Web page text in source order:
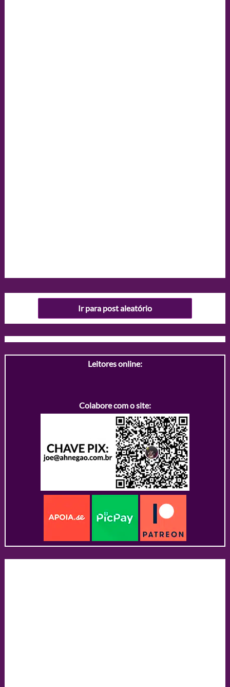
Ir para post aleatório
Leitores online:
Colabore com o site: